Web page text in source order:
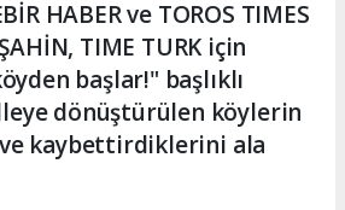
HABER ve TOROS TIMES
TIME TURK için
başlar!" başlıklı
dönüştürülen köylerin
ve kaybettirdiklerini ala